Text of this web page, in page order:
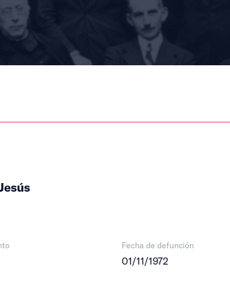
Fecha de defunción
01/11/1972